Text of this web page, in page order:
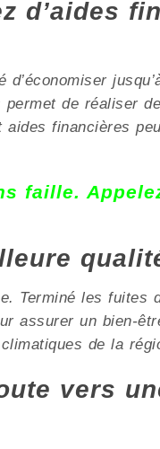
d’aides
de réaliser
aides financières
faille.
Terminé les fuites
assurer un bien-
de la
vers